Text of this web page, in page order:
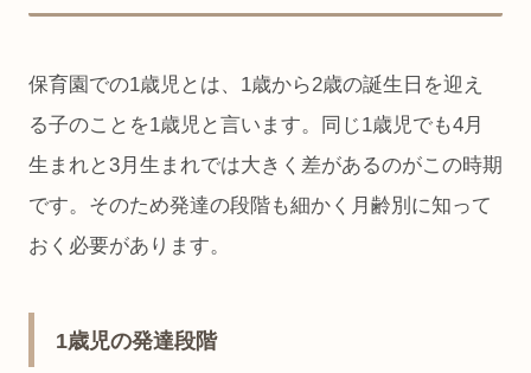
保育園での1歳児とは、1歳から2歳の誕生日を迎え
る子のことを1歳児と言います。同じ1歳児でも4月
生まれと3月生まれでは大きく差があるのがこの時期
です。そのため発達の段階も細かく月齢別に知って
おく必要があります。
1歳児の発達段階